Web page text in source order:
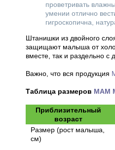
проветривать
умении отлично
гигроскопична,
Штанишки из двойного
защищают малыша от
вместе, так и раздельно с
Важно, что вся продукция
Таблица размеров MAM
Приблизительный
возраст
Размер (рост малыша,
см)